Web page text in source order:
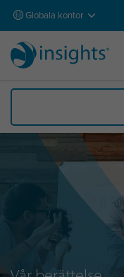
Globala kontor